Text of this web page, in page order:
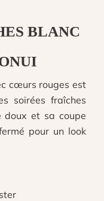
BLANC
cœurs rouges est
soirées fraîches
doux et sa coupe
pour un look